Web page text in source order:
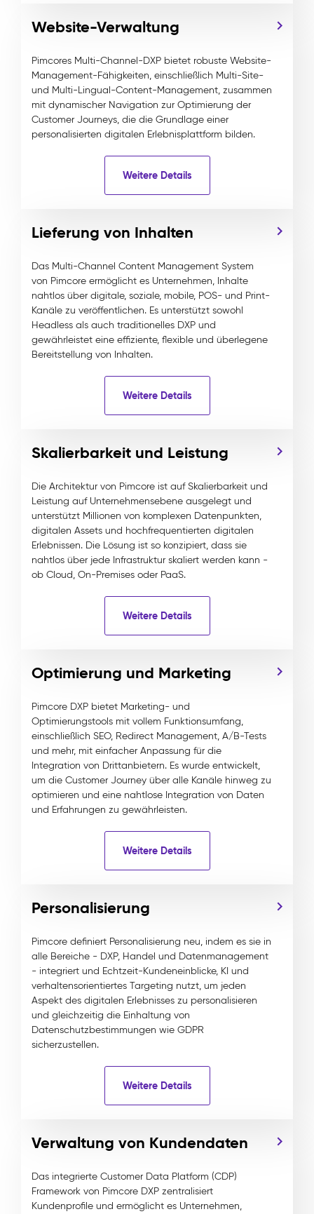
Website-Verwaltung
Pimcores Multi-Channel-DXP bietet robuste Website-
Management-Fähigkeiten, einschließlich Multi-Site-
und Multi-Lingual-Content-Management, zusammen
mit dynamischer Navigation zur Optimierung der
Customer Journeys, die die Grundlage einer
personalisierten digitalen Erlebnisplattform bilden.
Weitere Details
Lieferung von Inhalten
Das Multi-Channel Content Management System
von Pimcore ermöglicht es Unternehmen, Inhalte
nahtlos über digitale, soziale, mobile, POS- und Print-
Kanäle zu veröffentlichen. Es unterstützt sowohl
Headless als auch traditionelles DXP und
gewährleistet eine effiziente, flexible und überlegene
Bereitstellung von Inhalten.
Weitere Details
Skalierbarkeit und Leistung
Die Architektur von Pimcore ist auf Skalierbarkeit und
Leistung auf Unternehmensebene ausgelegt und
unterstützt Millionen von komplexen Datenpunkten,
digitalen Assets und hochfrequentierten digitalen
Erlebnissen. Die Lösung ist so konzipiert, dass sie
nahtlos über jede Infrastruktur skaliert werden kann -
ob Cloud, On-Premises oder PaaS.
Weitere Details
Optimierung und Marketing
Pimcore DXP bietet Marketing- und
Optimierungstools mit vollem Funktionsumfang,
einschließlich SEO, Redirect Management, A/B-Tests
und mehr, mit einfacher Anpassung für die
Integration von Drittanbietern. Es wurde entwickelt,
um die Customer Journey über alle Kanäle hinweg zu
optimieren und eine nahtlose Integration von Daten
und Erfahrungen zu gewährleisten.
Weitere Details
Personalisierung
Pimcore definiert Personalisierung neu, indem es sie in
alle Bereiche - DXP, Handel und Datenmanagement
- integriert und Echtzeit-Kundeneinblicke, KI und
verhaltensorientiertes Targeting nutzt, um jeden
Aspekt des digitalen Erlebnisses zu personalisieren
und gleichzeitig die Einhaltung von
Datenschutzbestimmungen wie GDPR
sicherzustellen.
Weitere Details
Verwaltung von Kundendaten
Das integrierte Customer Data Platform (CDP)
Framework von Pimcore DXP zentralisiert
Kundenprofile und ermöglicht es Unternehmen,